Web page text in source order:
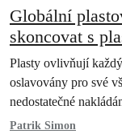
Globální
skoncovat s
Plasty ovlivňují
oslavovány pro své
nedostatečné
Patrik Simon